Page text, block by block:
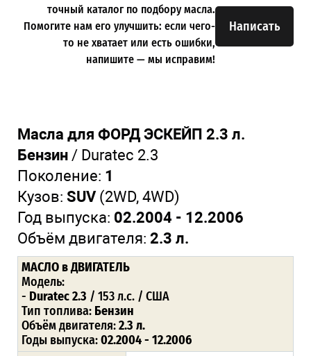
Написать
точный каталог по подбору масла.
Помогите нам его улучшить: если чего-
то не хватает или есть ошибки,
напишите — мы исправим!
Масла для ФОРД ЭСКЕЙП 2.3 л.
Бензин / Duratec 2.3
Поколение: 1
Кузов: SUV (2WD, 4WD)
Год выпуска: 02.2004 - 12.2006
Объём двигателя: 2.3 л.
МАСЛО в ДВИГАТЕЛЬ
Модель:
- Duratec 2.3 / 153 л.с. / США
Тип топлива: Бензин
Объём двигателя:2.3 л.
Годы выпуска:02.2004 - 12.2006